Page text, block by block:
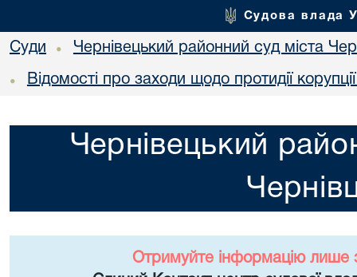
Судова влада
Суди • Чернівецький районний суд міста
• Відомості про заходи щодо протидії
Чернівецький
Отримуйте інформацію лише